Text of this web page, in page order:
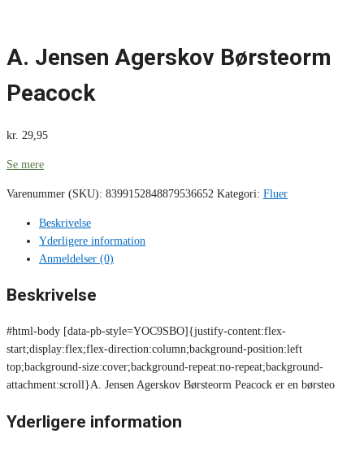
A. Jensen Agerskov Børsteorm
Peacock
kr. 29,95
Se mere
Varenummer (SKU): 8399152848879536652 Kategori: Fluer
Beskrivelse
Yderligere information
Anmeldelser (0)
Beskrivelse
#html-body [data-pb-style=YOC9SBO]{justify-content:flex-
start;display:flex;flex-direction:column;background-position:left
top;background-size:cover;background-repeat:no-repeat;background-
attachment:scroll}A. Jensen Agerskov Børsteorm Peacock er en børsteo
Yderligere information